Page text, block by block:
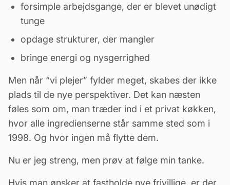
forsimple arbejdsgange, der er blevet unødigt
tunge
opdage strukturer, der mangler
bringe energi og nysgerrighed
Men når “vi plejer” fylder meget, skabes der ikke
plads til de nye perspektiver. Det kan næsten
føles som om, man træder ind i et privat køkken,
hvor alle ingredienserne står samme sted som i
1998. Og hvor ingen må flytte dem.
Nu er jeg streng, men prøv at følge min tanke.